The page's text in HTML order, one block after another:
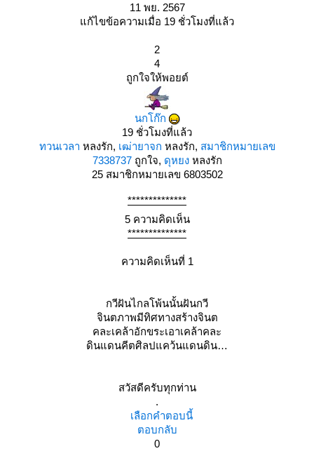
11 พย. 2567
ก้ไขข้อความเมื่อ 19 ชั่วโมงที่แล้ว
2
4
ถูกใจให้พอยต์
นกโก๊ก
19 ชั่วโมงที่แล้ว
ทวนเวลา หลงรัก, เฒ่ายาจก หลงรัก, สมาชิกหมายเลข
7338737ถูกใจ, ดุหยงหลงรัก
25 สมาชิกหมายเลข 6803502
**************
5 ความคิดเห็น
**************
ความคิดเห็นที่ 1
กวีฝันไกลโพ้นนั้นฝันกวี
จินตภาพมีทิศทางสร้างจินต
คละเคล้าอักขระเอาเคล้าคละ
ดินแดนคีตศิลปแคว้นแดนดิน
สวัสดีครับทุกท่าน
.
เลือกคำตอบนี้
ตอบกลับ
0